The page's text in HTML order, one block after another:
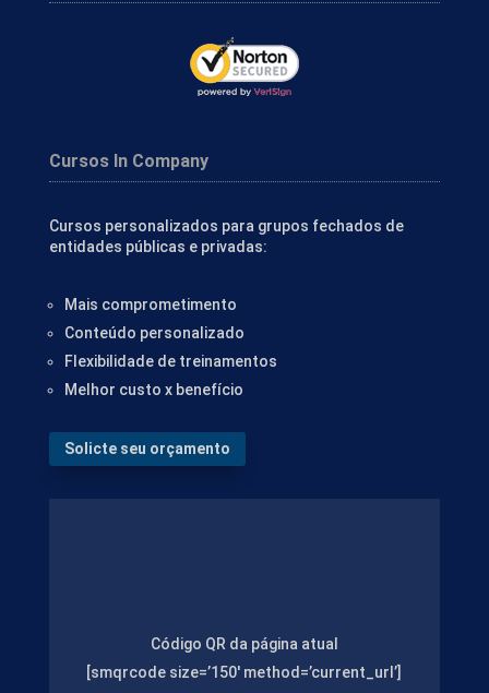
Cursos In Company
Cursos personalizados para grupos fechados de
entidades públicas e privadas:
Mais comprometimento
Conteúdo personalizado
Flexibilidade de treinamentos
Melhor custo x benefício
Solicte seu orçamento
Código QR da página atual
[smqrcode size=’150′ method=’current_url’]